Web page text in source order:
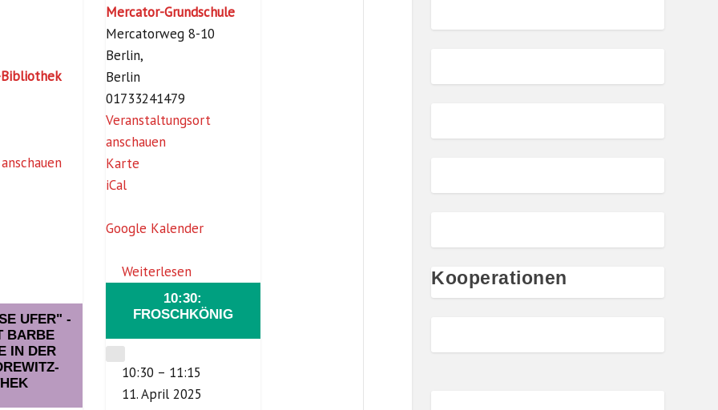
UFER" -
BARBE
IN DER
Mercator-Grundschule
Mercatorweg 8-10
Berlin,
Berlin
01733241479
Veranstaltungsort
anschauen
KarteF
i
i
n
z
n
t
iCal
Google Kalender
Weiterlesen
10:30:
FROSCHKÖNIG
CLOSE
10:30 – 11:15
11. April 2025
Kooperationen